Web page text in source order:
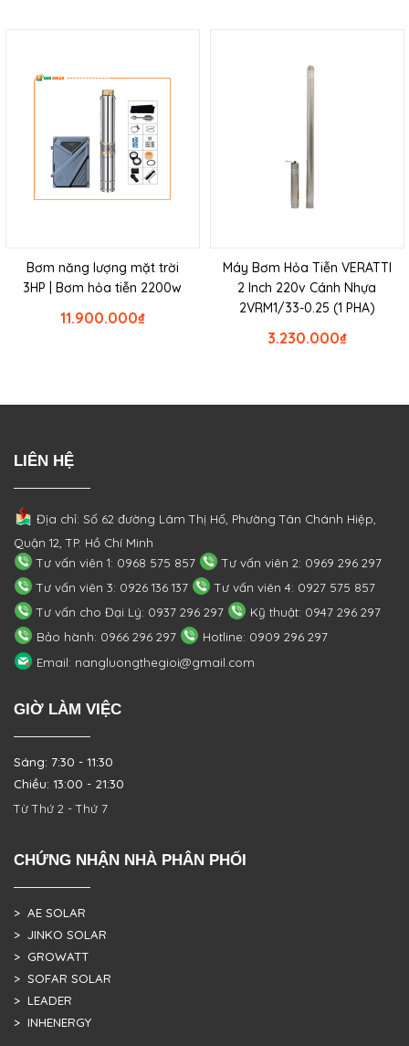
Bơm năng lượng mặt trời
3HP | Bơm hỏa tiễn 2200w
₫
11.900.000
Máy Bơm Hỏa Tiễn VERATTI
2 Inch 220v Cánh Nhựa
2VRM1/33-0.25 (1 PHA)
₫
3.230.000
LIÊN HỆ
Địa chỉ: Số 62 đường Lâm Thị Hố, PhườngTân Chánh Hiệp,
Quận 12, TP. Hồ Chí Minh
Tư vấn viên 1: 0968 575 857
Tư vấn viên 2: 0969 296 297
Tư vấn viên 3: 0926 136 137
Tư vấn viên 4: 0927 575 857
Tư vấn cho Đại Lý: 0937 296 297
Kỹ thuật: 0947 296 297
Bảo hành: 0966 296 297
Hotline: 0909 296 297
Email: nangluongthegioi@gmail.com
GIỜ LÀM VIỆC
Sáng: 7:30 - 11:30
Chiều: 13:00 - 21:30
Từ Thứ 2 - Thứ 7
CHỨNG NHẬN NHÀ PHÂN PHỐI
> AE SOLAR
> JINKO SOLAR
> GROWATT
> SOFAR SOLAR
> LEADER
> INHENERGY